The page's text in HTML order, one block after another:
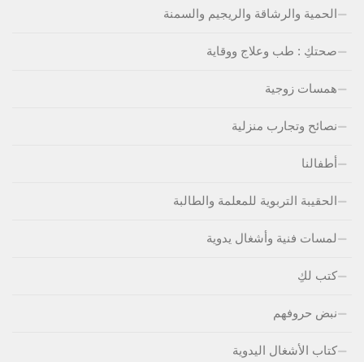
الحمية والرشاقة والريجيم والسمنة
صحتكِ : طب وعلاج ووقاية
همسات زوجية
نصائح وتجارب منزلية
أطفالنا
الحقيبة التربوية للمعلمة والطالبة
لمسات فنية وأشغال يدوية
كتب لكِ
نبض حروفهم
كتاب الأشغال اليدوية